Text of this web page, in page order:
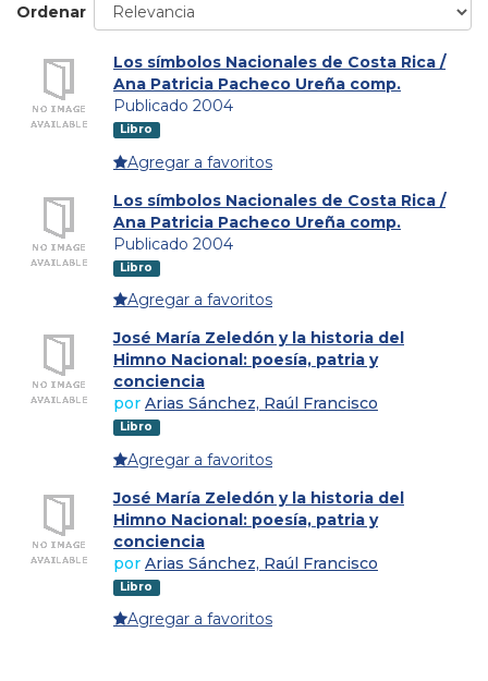
Ordenar
Los símbolos Nacionales de Costa Rica /
Ana Patricia Pacheco Ureña comp.
Publicado 2004
Libro
Agregar a favoritos
Los símbolos Nacionales de Costa Rica /
Ana Patricia Pacheco Ureña comp.
Publicado 2004
Libro
Agregar a favoritos
José María Zeledón y la historia del
Himno Nacional: poesía, patria y
conciencia
por Arias Sánchez, Raúl Francisco
Libro
Agregar a favoritos
José María Zeledón y la historia del
Himno Nacional: poesía, patria y
conciencia
por Arias Sánchez, Raúl Francisco
Libro
Agregar a favoritos